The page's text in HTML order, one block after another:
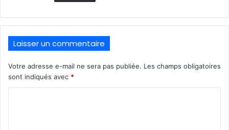
Laisser un commentaire
Votre adresse e-mail ne sera pas publiée. Les champs obligatoires
sont indiqués avec *